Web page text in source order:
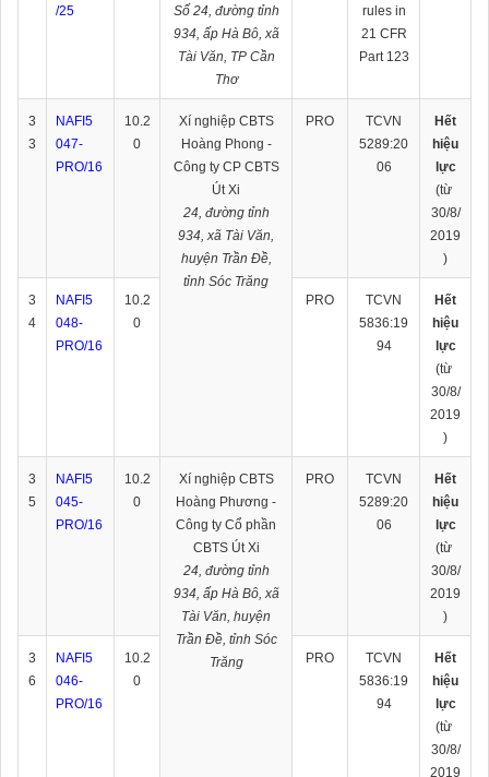
/25
Số 24, đường tỉnh
934, ấp Hà Bô, xã
Tài Văn, TP Cần
Thơ
rules in
21 CFR
Part 123
3
3
NAFI5
047-
PRO/16
10.2
0
Xí nghiệp CBTS
Hoàng Phong -
Công ty CP CBTS
Út Xi
24, đường tỉnh
934, xã Tài Văn,
huyện Trần Đề,
tỉnh Sóc Trăng
PRO
TCVN
5289:20
06
Hết
hiệu
lực
(từ
30/8/
2019
)
3
4
NAFI5
048-
PRO/16
10.2
0
PRO
TCVN
5836:19
94
Hết
hiệu
lực
(từ
30/8/
2019
)
3
5
NAFI5
045-
PRO/16
10.2
0
Xí nghiệp CBTS
Hoàng Phương -
Công ty Cổ phần
CBTS Út Xi
24, đường tỉnh
934, ấp Hà Bô, xã
Tài Văn, huyện
Trần Đề, tỉnh Sóc
Trăng
PRO
TCVN
5289:20
06
Hết
hiệu
lực
(từ
30/8/
2019
)
3
6
NAFI5
046-
PRO/16
10.2
0
PRO
TCVN
5836:19
94
Hết
hiệu
lực
(từ
30/8/
2019